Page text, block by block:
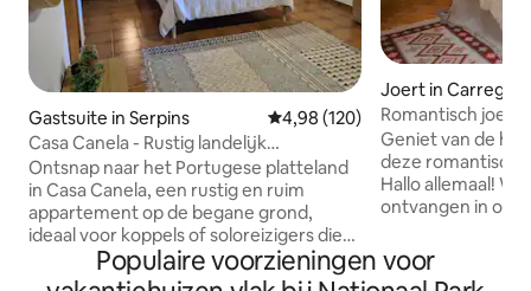
Gastsuite in Serpins Gemiddelde beoordeling van
4,98 (120)
Casa Canela - Rustig landelijk
appartement
Ontsnap naar het Portugese platteland
in Casa Canela, een rustig en ruim
appartement op de begane grond,
ideaal voor koppels of soloreizigers die
op zoek zijn naar rust, comfort en
ruimte om te vertragen. Omgeven door
Joert in Carregal
Romantisch
jacuzzi
Geniet van de
deze
Hallo allemaal!
ontvangen in
hebt om een
ontspannen
Populaire voorzieningen voor